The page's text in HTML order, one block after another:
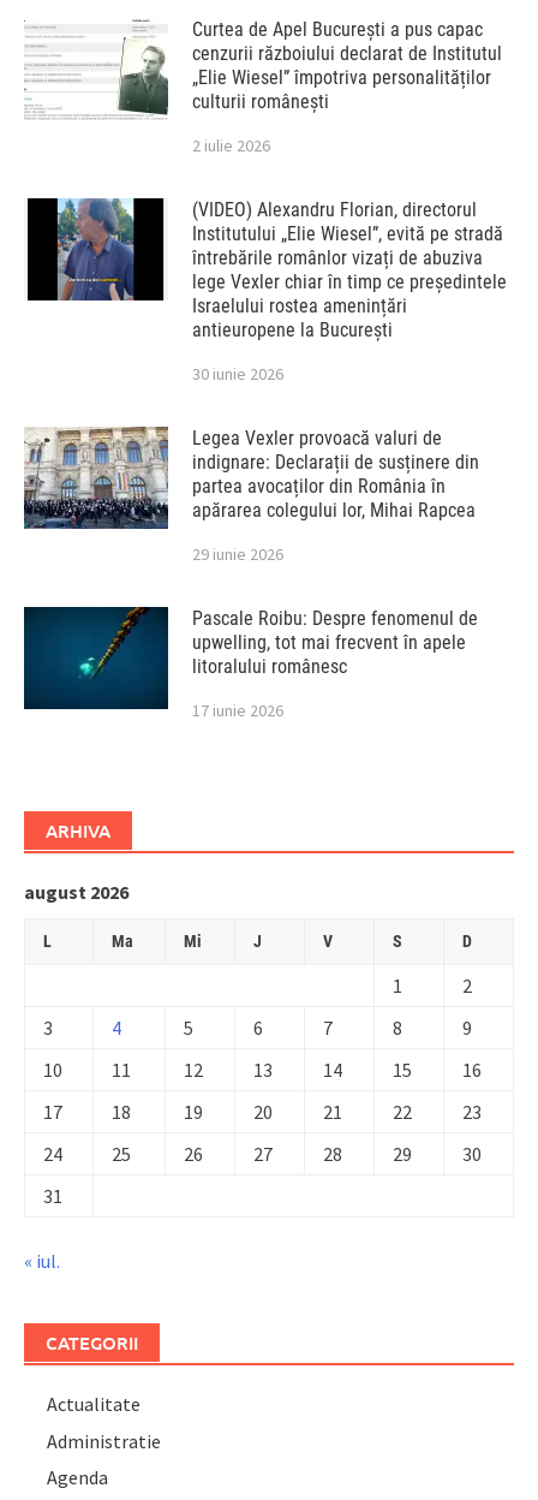
Curtea de Apel București a pus capac
cenzurii războiului declarat de Institutul
„Elie Wiesel” împotriva personalităților
culturii românești
2 iulie 2026
(VIDEO) Alexandru Florian, directorul
Institutului „Elie Wiesel”, evită pe stradă
întrebările românlor vizați de abuziva
lege Vexler chiar în timp ce președintele
Israelului rostea amenințări
antieuropene la București
30 iunie 2026
Legea Vexler provoacă valuri de
indignare: Declarații de susținere din
partea avocaților din România în
apărarea colegului lor, Mihai Rapcea
29 iunie 2026
Pascale Roibu: Despre fenomenul de
upwelling, tot mai frecvent în apele
litoralului românesc
17 iunie 2026
ARHIVA
august 2026
L Ma Mi J V S D
1
2
3
4 5 6 7 8
9
10
11 12 13 14 15
16
17
18 19 20 21 22
23
24
25 26 27 28 29
30
31
« iul.
CATEGORII
Actualitate
Administratie
Agenda